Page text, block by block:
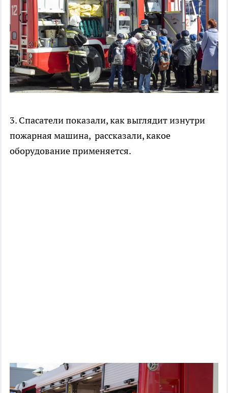
3. Спасатели показали, как выглядит изнутри
пожарная машина, рассказали, какое
оборудование применяется.